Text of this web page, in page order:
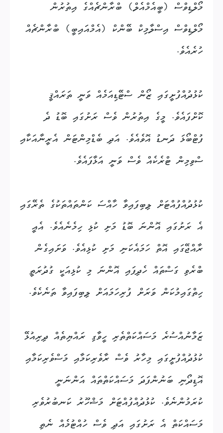
މޯލްޑިވްސް (ބީއެމްއެލް) ބްރާންޗެއްގެ އިތުރުން
މޯލްޑިވްސް އިސްލާމިކް ބޭންކް (އެމްއައިބީ) ބްރާންޗެއް
ހުރެއެވެ.
ކުޅުދުއްފުށީގައި ޒޯން ސްޓޭޑިއަމެއް ވަނީ ތަރައްޤީ
ކޮށްފައެވެ. މީގެ އިތުރުން ވެސް ރަށުގައި ބޮޑު ދެ
ފުޓްބޯޅަ ދަނޑު އޮވެއެވެ. އަދި ބެޑްމިންޓަން އެރީނާއަކާއި
ސްވިމިން ޓްރެކެއް ވެސް ވަނީ އަޅާފައެވެ.
ކުޅުދުއްފުއްޓަށް ލިބިފައިވާ ހާއްސަ ކަންތައްތަކުގެ ތެރޭގައި
އެ ރަށުގައި އޮންނަ ބޮޑު މަށި ކުޅި ހިމެނެއެވެ. އެއީ
ރާއްޖޭގައި އޮތް ހަމައެކަނި މަށި ކުޅިއެވެ. ވަށައިގެން
ބްރެވި ގަސްތައް ހެދިފައި އޮންނަ މި ކުޅިއަކީ ގުދުރަތީ
ހިތްގައިމުކަން ވަރަށް ފުރިހަމައަށް ލިބިފައިވާ ތަނެކެވެ.
ޒަމާނުއްސުރެ މަސައްކަތްތެރި ހީވާގި ރައްޔިތެއް ދިރިއުޅޭ
ކުޅުދުއްފުށީގައި މިހާރު ވެސް ރާވެރިކަމާއި މަސްވެރިކަމާއި
އޮޑިދޯނި ބަނުންފަދަ މަސައްކަތްތައް އަންނަނީ
ކުރަމުންނެވެ. ކުޅުދުއްފުއްޓަށް މަޝްހޫރު ކަނބުރުވެރި
މަސައްކަތް އެ ރަށުގައި އަދި ވެސް ހުއްޓުމެއް ނެތި